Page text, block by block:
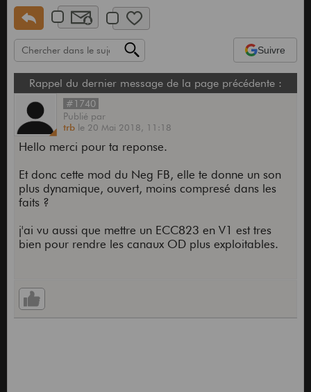
Suivre
Rappel du dernier message de la page précédente :
#1740
Publié par
trb le 20 Mai 2018, 11:18
Hello merci pour ta reponse.
Et donc cette mod du Neg FB, elle te donne un son
plus dynamique, ouvert, moins compresé dans les
faits ?
j'ai vu aussi que mettre un ECC823 en V1 est tres
bien pour rendre les canaux OD plus exploitables.